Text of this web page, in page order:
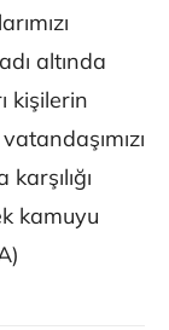
altında
kişilerin
kamuyu